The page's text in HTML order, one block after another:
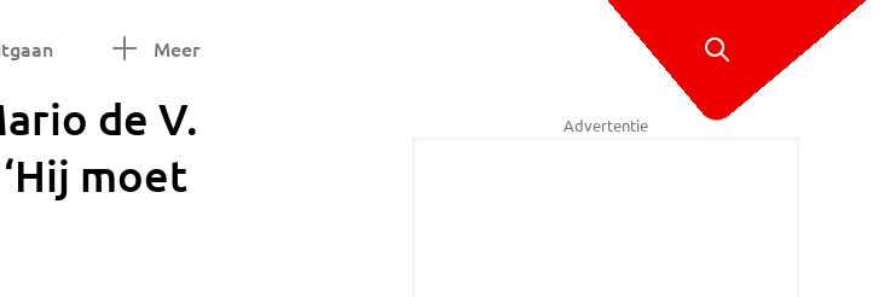
Meer
de V.
moet
Advertentie